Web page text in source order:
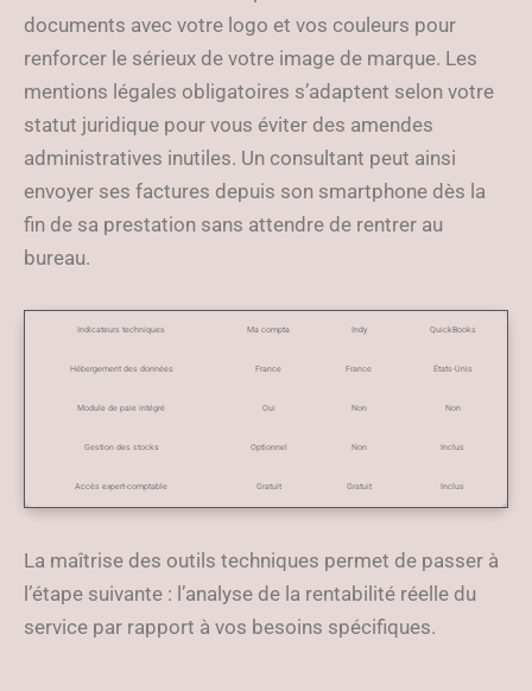
documents avec votre logo et vos couleurs pour
renforcer le sérieux de votre image de marque. Les
mentions légales obligatoires s’adaptent selon votre
statut juridique pour vous éviter des amendes
administratives inutiles. Un consultant peut ainsi
envoyer ses factures depuis son smartphone dès la
fin de sa prestation sans attendre de rentrer au
bureau.
Indicateurs techniques Ma compta Indy QuickBooks
Hébergement des données France France États-Unis
Module de paie intégré Oui Non Non
Gestion des stocks Optionnel Non Inclus
Accès expert-comptable Gratuit Gratuit Inclus
La maîtrise des outils techniques permet de passer à
l’étape suivante : l’analyse de la rentabilité réelle du
service par rapport à vos besoins spécifiques.